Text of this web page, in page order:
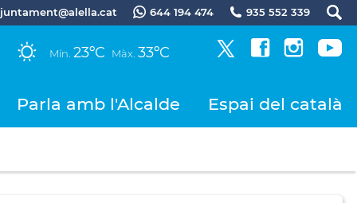
644 194 474 935 552 339
Mín. 23ºC Màx. 33ºC
Parla amb l'Alcalde Espai del català